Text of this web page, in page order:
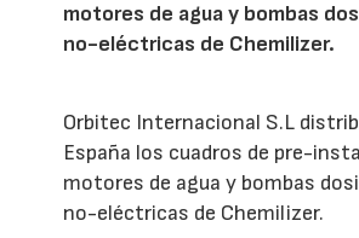
motores de agua y bombas
no-eléctricas de Chemilizer.
Orbitec Internacional S.L
España los cuadros de pre-
motores de agua y bombas
no-eléctricas de Chemilizer.